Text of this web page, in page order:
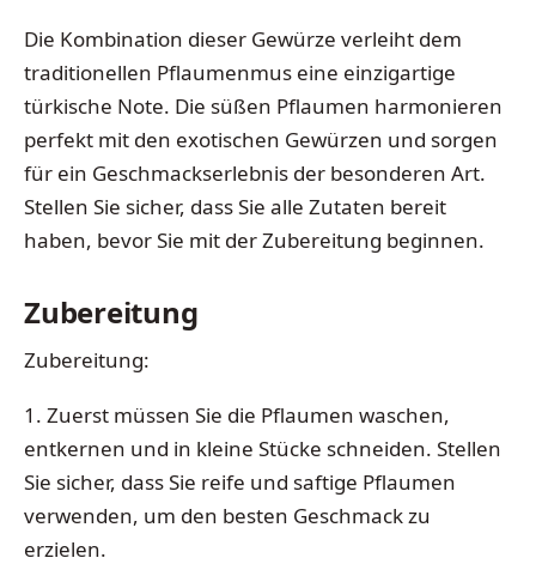
Die Kombination dieser Gewürze verleiht dem
traditionellen Pflaumenmus eine einzigartige
türkische Note. Die süßen Pflaumen harmonieren
perfekt mit den exotischen Gewürzen und sorgen
für ein Geschmackserlebnis der besonderen Art.
Stellen Sie sicher, dass Sie alle Zutaten bereit
haben, bevor Sie mit der Zubereitung beginnen.
Zubereitung
Zubereitung:
1. Zuerst müssen Sie die Pflaumen waschen,
entkernen und in kleine Stücke schneiden. Stellen
Sie sicher, dass Sie reife und saftige Pflaumen
verwenden, um den besten Geschmack zu
erzielen.